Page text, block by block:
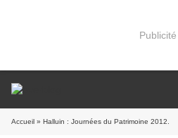
Publicité
Accueil » Halluin : Journées du Patrimoine 2012.